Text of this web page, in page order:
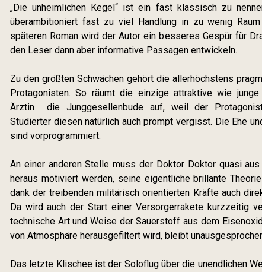
„Die unheimlichen Kegel“ ist ein fast klassisch zu
überambitioniert fast zu viel Handlung in zu wenig
späteren Roman wird der Autor ein besseres Gespür für
den Leser dann aber informative Passagen entwickeln.
Zu den größten Schwächen gehört die allerhöchstens
Protagonisten. So räumt die einzige attraktive wie
Ärztin die Junggesellenbude auf, weil der
Studierter diesen natürlich auch prompt vergisst. Die Ehe
sind vorprogrammiert.
An einer anderen Stelle muss der Doktor Doktor quasi
heraus motiviert werden, seine eigentliche brillante
dank der treibenden militärisch orientierten Kräfte auch
Da wird auch der Start einer Versorgerrakete kurzzeitig
technische Art und Weise der Sauerstoff aus dem
von Atmosphäre herausgefiltert wird, bleibt
Das letzte Klischee ist der Soloflug über die unendlichen